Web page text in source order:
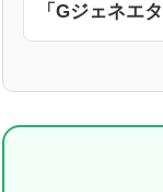
「Gジェネエ